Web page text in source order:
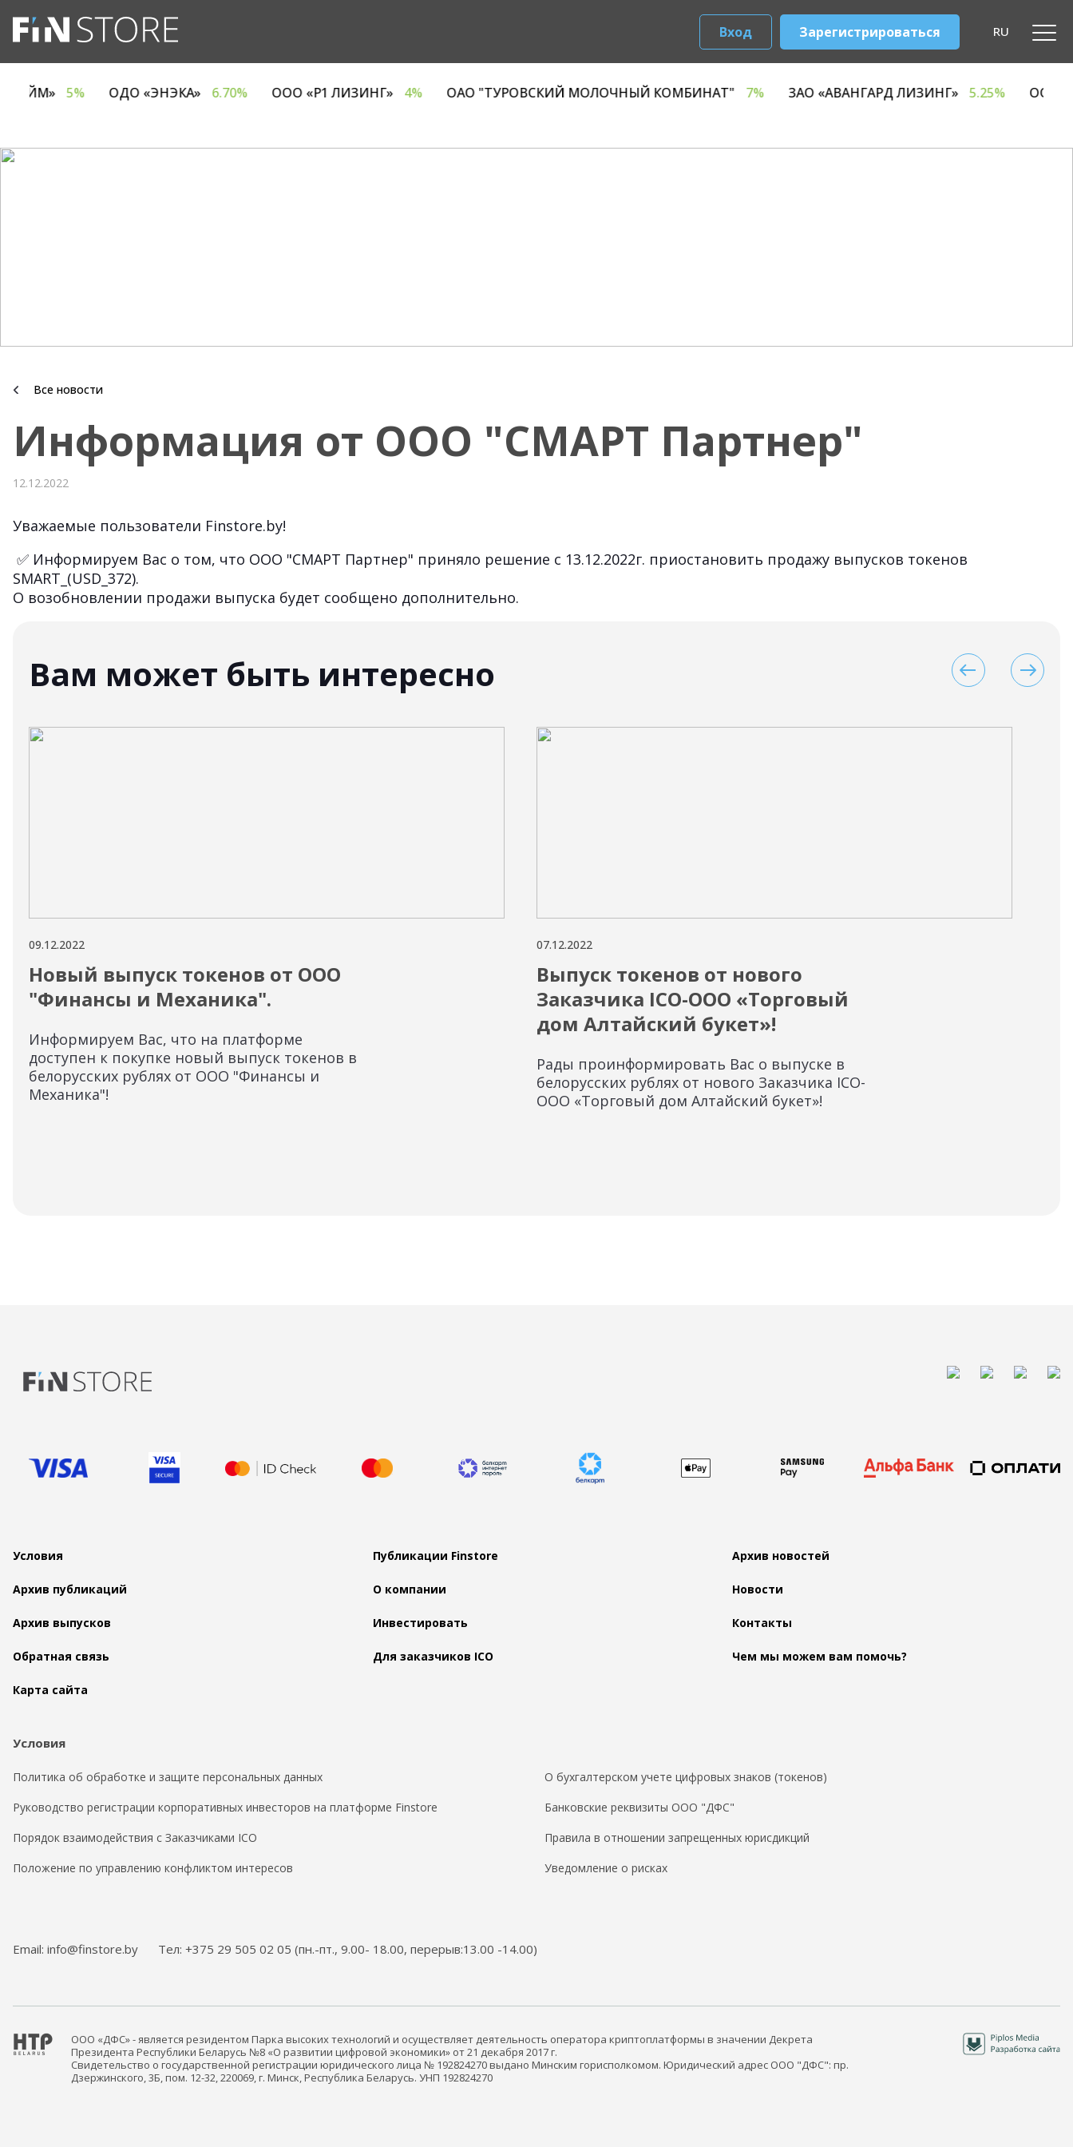
RU
Вход Зарегистрироваться
ЕВРОТАЙМ» 5% ОДО «ЭНЭКА» 6.70% ООО «Р1 ЛИЗИНГ» 4% ОАО "ТУРОВСКИЙ МОЛОЧНЫЙ КОМБИНАТ" 7% ЗАО «АВАНГАРД ЛИЗИНГ» 5.25%
Все новости
Информация от ООО "СМАРТ Партнер"
12.12.2022
Уважаемые пользователи Finstore.by!
✅ Информируем Вас о том, что ООО "СМАРТ Партнер" приняло решение с 13.12.2022г. приостановить продажу выпусков токенов
SMART_(USD_372).
О возобновлении продажи выпуска будет сообщено дополнительно.
Вам может быть интересно
09.12.2022
Новый выпуск токенов от ООО
"Финансы и Механика".
Информируем Вас, что на платформе
доступен к покупке новый выпуск токенов в
белорусских рублях от ООО "Финансы и
Механика"!
07.12.2022
Выпуск токенов от нового
Заказчика ICO-ООО «Торговый
дом Алтайский букет»!
Рады проинформировать Вас о выпуске в
белорусских рублях от нового Заказчика ICO-
ООО «Торговый дом Алтайский букет»!
Условия Публикации Finstore Архив новостей
Архив публикаций О компании Новости
Архив выпусков Инвестировать Контакты
Обратная связь Для заказчиков ICO Чем мы можем вам помочь?
Карта сайта
Условия
Политика об обработке и защите персональных данных
О бухгалтерском учете цифровых знаков (токенов)
Руководство регистрации корпоративных инвесторов на платформе Finstore
Банковские реквизиты ООО "ДФС"
Порядок взаимодействия с Заказчиками ICO
Правила в отношении запрещенных юрисдикций
Положение по управлению конфликтом интересов
Уведомление о рисках
Email: info@finstore.by Тел: +375 29 505 02 05 (пн.-пт., 9.00- 18.00, перерыв:13.00 -14.00)
ООО «ДФС» - является резидентом Парка высоких технологий и осуществляет деятельность оператора криптоплатформы в значении Декрета
Президента Республики Беларусь №8 «О развитии цифровой экономики» от 21 декабря 2017 г.
Свидетельство о государственной регистрации юридического лица № 192824270 выдано Минским горисполкомом. Юридический адрес ООО "ДФС": пр.
Дзержинского, 3Б, пом. 12-32, 220069, г. Минск, Республика Беларусь. УНП 192824270